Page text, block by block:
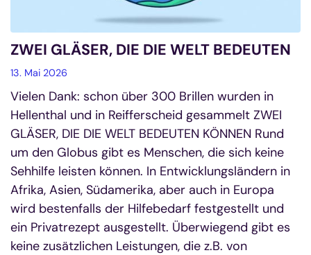
ZWEI GLÄSER, DIE DIE WELT BEDEUTEN
13. Mai 2026
Vielen Dank: schon über 300 Brillen wurden in
Hellenthal und in Reifferscheid gesammelt ZWEI
GLÄSER, DIE DIE WELT BEDEUTEN KÖNNEN Rund
um den Globus gibt es Menschen, die sich keine
Sehhilfe leisten können. In Entwicklungsländern in
Afrika, Asien, Südamerika, aber auch in Europa
wird bestenfalls der Hilfebedarf festgestellt und
ein Privatrezept ausgestellt. Überwiegend gibt es
keine zusätzlichen Leistungen, die z.B. von